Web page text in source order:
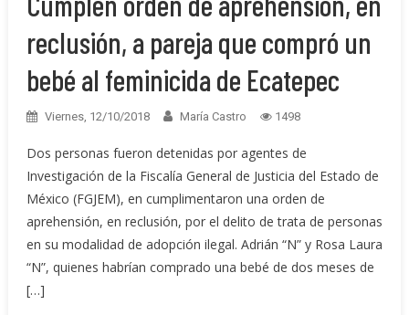
reclusión, a pareja que compró un
bebé al feminicida de Ecatepec
Viernes, 12/10/2018 María Castro 1498
Dos personas fueron detenidas por agentes de
Investigación de la Fiscalía General de Justicia del Estado de
México (FGJEM), en cumplimentaron una orden de
aprehensión, en reclusión, por el delito de trata de personas
en su modalidad de adopción ilegal. Adrián “N” y Rosa Laura
“N”, quienes habrían comprado una bebé de dos meses de
[…]